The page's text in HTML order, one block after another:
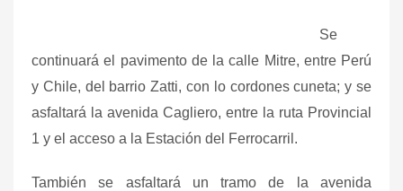
Se
continuará el pavimento de la calle Mitre, entre Perú
y Chile, del barrio Zatti, con lo cordones cuneta; y se
asfaltará la avenida Cagliero, entre la ruta Provincial
1 y el acceso a la Estación del Ferrocarril.
También se asfaltará un tramo de la avenida